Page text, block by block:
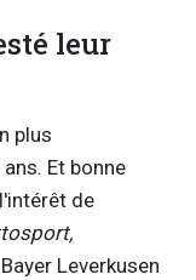
leur
plus
Et bonne
de
Leverkusen